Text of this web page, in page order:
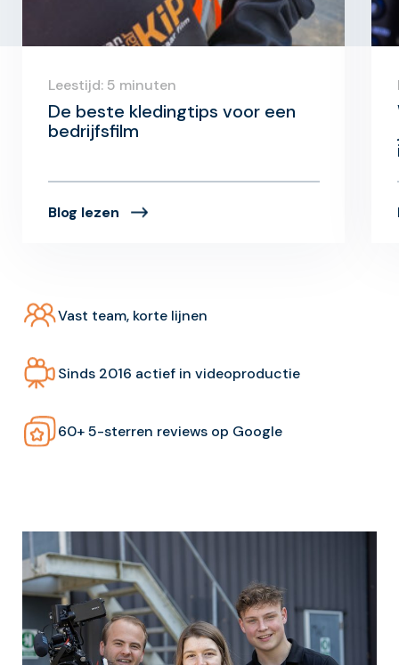
Leestijd: 5 minuten
De beste kledingtips voor een
bedrijfsfilm
Blog lezen
Vast team, korte lijnen
Sinds 2016 actief in videoproductie
60+ 5-sterren reviews op Google